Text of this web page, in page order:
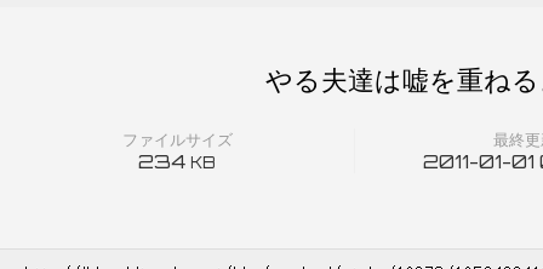
ファイルサイズ
234 KB
最終
2011-01-
やる夫達は嘘を重ね